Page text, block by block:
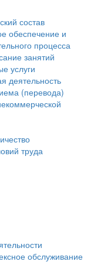
состав
обеспечение и
процесса
занятий
услуги
деятельность
(перевода)
труда
обслуживание